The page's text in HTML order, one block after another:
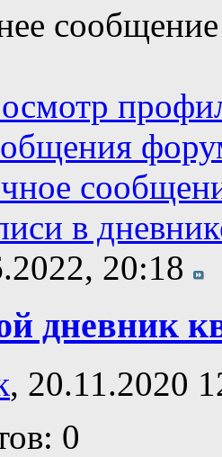
в
20:18
дневник
, 20.11.2020
0